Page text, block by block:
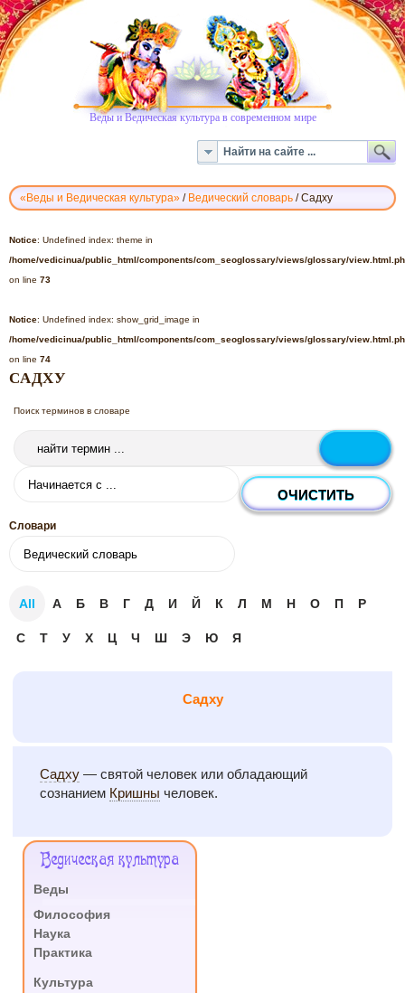
Веды и Ведическая культура в современном мире
«Веды и Ведическая культура» / Ведический словарь /Садху
СЛОВАРЬ
-
САДХУ
Notice: Undefined index: theme in
/home/vedicinua/public_html/components/com_seoglossary/views/glossary/
on line 73
Notice: Undefined index: show_grid_image in
/home/vedicinua/public_html/components/com_seoglossary/views/glossary/
on line 74
САДХУ
Поиск терминов в словаре
Словари
All А Б В Г Д И Й К Л М Н О П Р
С Т У Х Ц Ч Ш Э Ю Я
Садху
Садху — святой человек или обладающий
сознанием Кришны человек.
Меню Ведическая культура
Веды
Философия
Наука
Практика
Культура